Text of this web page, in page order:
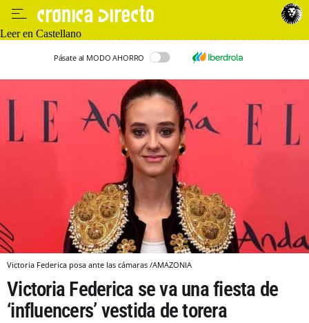
Leer en Castellano
Pásate al MODO AHORRO
Victoria Federica posa ante las cámaras /AMAZONIA
Victoria Federica se va una fiesta de
‘influencers’ vestida de torera